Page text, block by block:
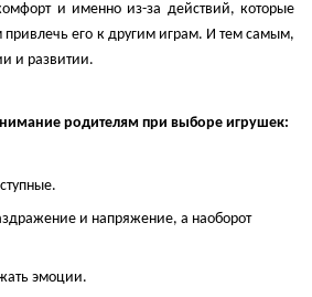
и именно из-за действий, которые
его к другим играм. И тем самым,
и развитии.
родителям при выборе игрушек:
и напряжение, а наоборот
эмоции.